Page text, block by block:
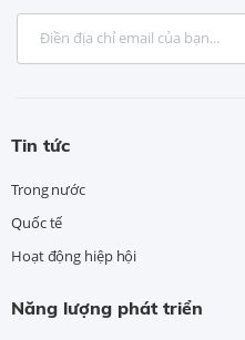
Tin tức
Trong nước
Quốc tế
Hoạt động hiệp hội
Năng lượng phát triển